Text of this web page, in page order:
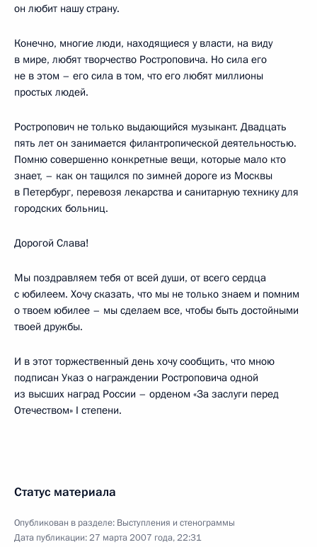
он любит нашу страну.
Конечно, многие люди, находящиеся у власти, на виду
в мире, любят творчество Ростроповича. Но сила его
не в этом – его сила в том, что его любят миллионы
простых людей.
Ростропович не только выдающийся музыкант. Двадцать
пять лет он занимается филантропической деятельностью.
Помню совершенно конкретные вещи, которые мало кто
знает, – как он тащился по зимней дороге из Москвы
в Петербург, перевозя лекарства и санитарную технику для
городских больниц.
Дорогой Слава!
Мы поздравляем тебя от всей души, от всего сердца
с юбилеем. Хочу сказать, что мы не только знаем и помним
о твоем юбилее – мы сделаем все, чтобы быть достойными
твоей дружбы.
И в этот торжественный день хочу сообщить, что мною
подписан Указ о награждении Ростроповича одной
из высших наград России – орденом «За заслуги перед
Отечеством» I степени.
Статус материала
Опубликован в разделе: Выступления и стенограммы
Дата публикации:27 марта 2007 года, 22:31